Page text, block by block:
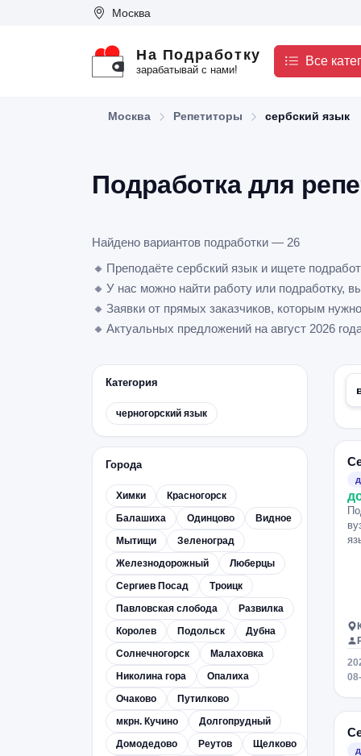
Москва
На Подработку
зарабатывай с нами!
Все
Москва Репетиторы сербский язык
Подработка для
Найдено вариантов подработки — 26
🔸 Преподаёте сербский язык и ищете
🔸 У нас можно найти работу или подработку,
🔸 Заявки от прямых заказчиков, которым
🔸 Актуальных предложений на август 2026
Категория
черногорский язык
Города
Химки
Красногорск
Балашиха
Одинцово
Видное
Мытищи
Зеленоград
Железнодорожный
Люберцы
Сергиев Посад
Троицк
Павловская слобода
Развилка
Королев
Подольск
Дубна
Солнечногорск
Малаховка
Николина гора
Опалиха
Очаково
Путилково
мкрн. Кучино
Долгопрудный
Домодедово
Реутов
Щелково